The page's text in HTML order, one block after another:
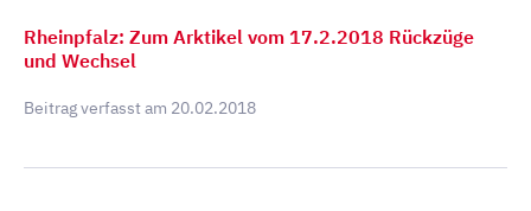
Rheinpfalz: Zum Arktikel vom 17.2.2018 Rückzüge
und Wechsel
Beitrag verfasst am 20.02.2018